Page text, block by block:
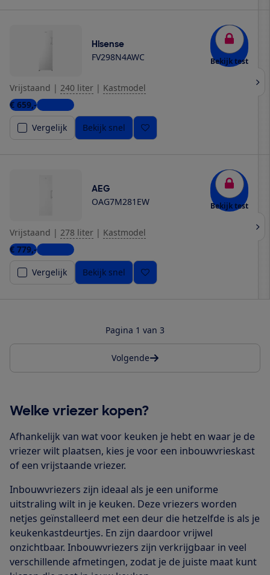
Hisense
FV298N4AWC Bekijk test
Vrijstaand | 240 liter | Kastmodel
€ 659,-3 winkels
Vergelijk
Bekijk snel
AEG
OAG7M281EW Bekijk test
Vrijstaand | 278 liter | Kastmodel
€ 779,-5 winkels
Vergelijk
Bekijk snel
Pagina 1 van 3
Volgende
Welke vriezer kopen?
Afhankelijk van wat voor keuken je hebt en waar je de
vriezer wilt plaatsen, kies je voor een inbouwvrieskast
of een vrijstaande vriezer.
Inbouwvriezers zijn ideaal als je een uniforme
uitstraling wilt in je keuken. Deze vriezers worden
netjes geïnstalleerd met een deur die hetzelfde is als je
keukenkastdeurtjes. En zijn daardoor vrijwel
onzichtbaar. Inbouwvriezers zijn verkrijgbaar in veel
verschillende afmetingen, zodat je de juiste maat kunt